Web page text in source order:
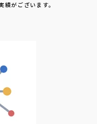
がございます。